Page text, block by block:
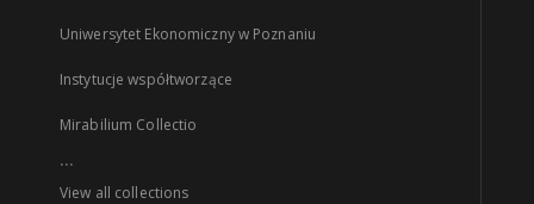
Uniwersytet Ekonomiczny w Poznaniu
Instytucje współtworzące
Mirabilium Collectio
...
View all collections